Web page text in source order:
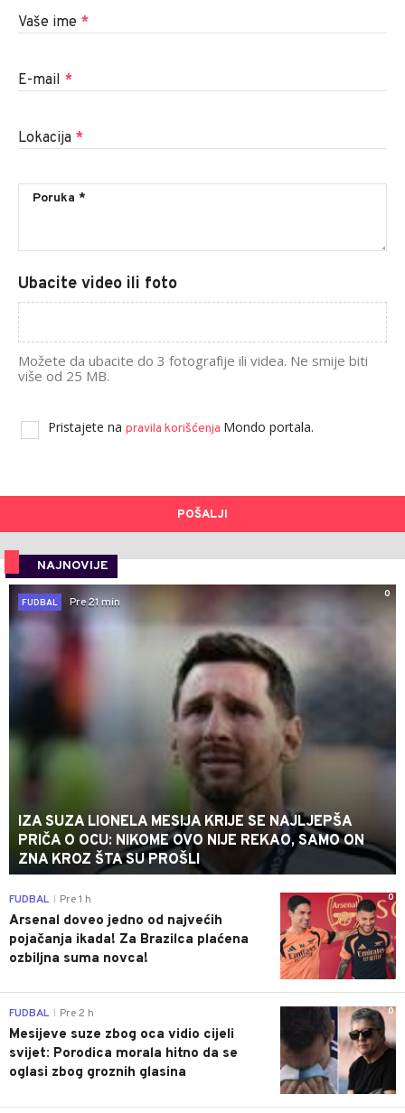
Vaše ime *
E-mail *
Lokacija *
Ubacite video ili foto
Možete da ubacite do 3 fotografije ili videa. Ne smije biti
više od 25 MB.
Pristajete na pravila korišćenja Mondo portala.
POŠALJI
NAJNOVIJE
0
FUDBAL
Pre 21 min
IZA SUZA LIONELA MESIJA KRIJE SE NAJLJEPŠA
PRIČA O OCU: NIKOME OVO NIJE REKAO, SAMO ON
ZNA KROZ ŠTA SU PROŠLI
0
FUDBAL Pre 1 h
Arsenal doveo jedno od najvećih
pojačanja ikada! Za Brazilca plaćena
ozbiljna suma novca!
0
FUDBAL Pre 2 h
Mesijeve suze zbog oca vidio cijeli
svijet: Porodica morala hitno da se
oglasi zbog groznih glasina